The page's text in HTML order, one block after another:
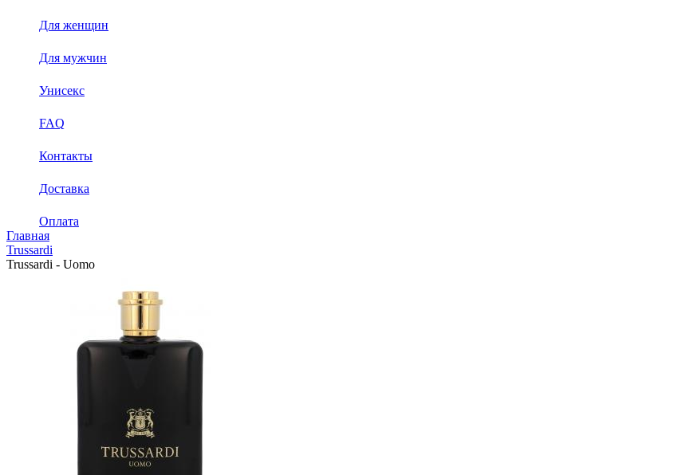
Для женщин
Для мужчин
Унисекс
FAQ
Контакты
Доставка
Оплата
Главная
Trussardi
Trussardi - Uomo